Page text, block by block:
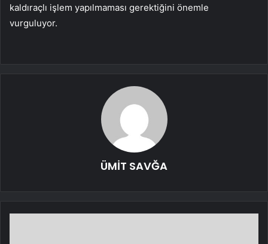
kaldıraçlı işlem yapılmaması gerektiğini önemle
vurguluyor.
ÜMİT SAVĞA